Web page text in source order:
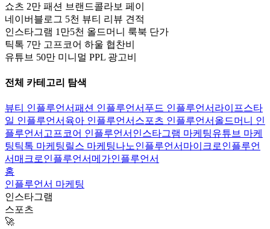
쇼츠 2만 패션 브랜드콜라보 페이
네이버블로그 5천 뷰티 리뷰 견적
인스타그램 1만5천 올드머니 룩북 단가
틱톡 7만 고프코어 하울 협찬비
유튜브 50만 미니멀 PPL 광고비
전체 카테고리 탐색
뷰티 인플루언서패션 인플루언서 푸드 인플루언서 라이프스타
일 인플루언서 육아 인플루언서 스포츠 인플루언서 올드머니 인
플루언서 고프코어 인플루언서 인스타그램 마케팅유튜브 마케
팅틱톡 마케팅 릴스 마케팅나노인플루언서 마이크로인플루언
서 매크로인플루언서 메가인플루언서
홈
인플루언서 마케팅
인스타그램
스포츠
🚀